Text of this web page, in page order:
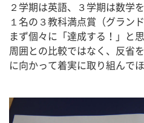
２学期は英語、３学期は数学
１名の３教科満点賞（グラン
まず個々に「達成する！」と
周囲との比較ではなく、反省
に向かって着実に取り組んで